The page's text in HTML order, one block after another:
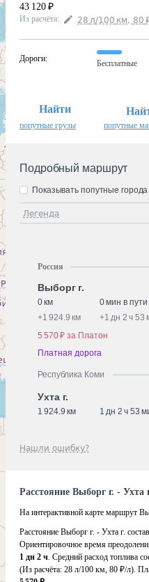
43 120 ₽
Из расчёта: 28 л/100 км, 80
Дороги:
Бесплатные
Найти
попутные грузы попутные
Подробный маршрут
Легенда
Показывать попутные города
Россия
Выборг г.
0 км
0 мин в пути
+1 924.9 км +1 дн 2 ч 53
5 570 ₽ за Платон
Платная дорога
Республика Коми
Ухта г.
1 924.9 км 1 дн 2 ч 53
Нашли ошибку?
Расстояние Выборг г. - Ухта
На интерактивной карте маршрут
Расстояние Выборг г. - Ухта г.
Ориентировочное время
1 дн 2 ч. Средний расход топлива
(Из расчёта: 28 л/100 км, 80 ₽/л).